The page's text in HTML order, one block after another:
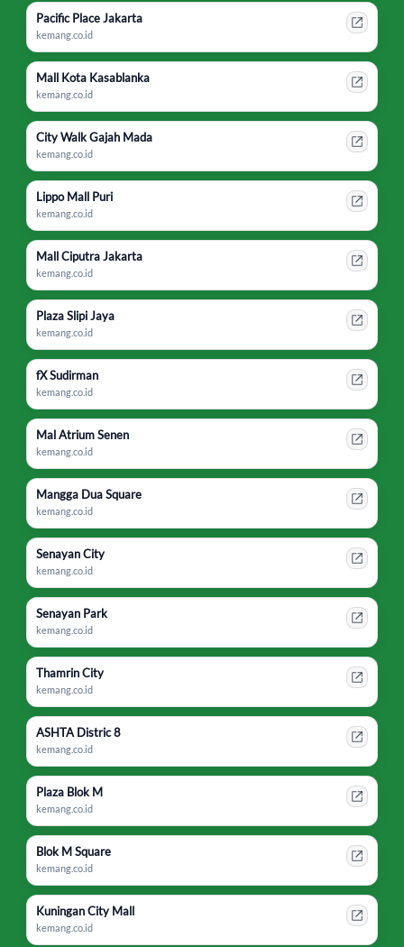
Pacific Place Jakarta
kemang.co.id
Mall Kota Kasablanka
kemang.co.id
City Walk Gajah Mada
kemang.co.id
Lippo Mall Puri
kemang.co.id
Mall Ciputra Jakarta
kemang.co.id
Plaza Slipi Jaya
kemang.co.id
fX Sudirman
kemang.co.id
Mal Atrium Senen
kemang.co.id
Mangga Dua Square
kemang.co.id
Senayan City
kemang.co.id
Senayan Park
kemang.co.id
Thamrin City
kemang.co.id
ASHTA Distric 8
kemang.co.id
Plaza Blok M
kemang.co.id
Blok M Square
kemang.co.id
Kuningan City Mall
kemang.co.id